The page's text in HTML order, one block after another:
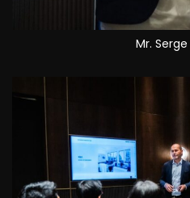
Mr.